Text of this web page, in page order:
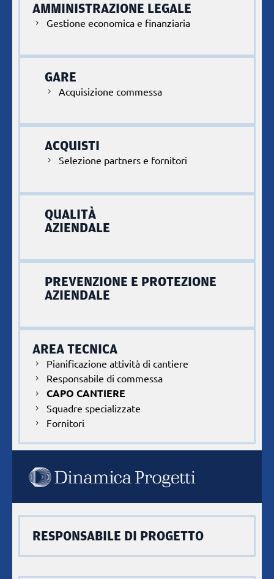
AMMINISTRAZIONE LEGALE
Gestione economica e finanziaria
GARE
Acquisizione commessa
ACQUISTI
Selezione partners e fornitori
QUALITÀ
AZIENDALE
PREVENZIONE E PROTEZIONE
AZIENDALE
AREA TECNICA
Pianificazione attività di cantiere
Responsabile di commessa
CAPO CANTIERE
Squadre specializzate
Fornitori
RESPONSABILE DI PROGETTO